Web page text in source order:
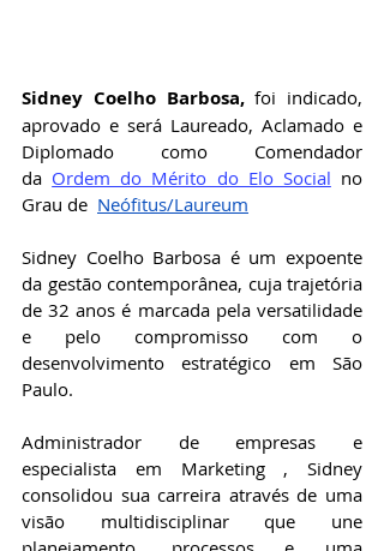
Sidney Coelho Barbosa, foi indicado,
aprovado e será Laureado, Aclamado e
Diplomado como Comendador
da Ordem do Mérito do Elo Social no
Grau de Neófitus/Laureum
Sidney Coelho Barbosa é um expoente
da gestão contemporânea, cuja trajetória
de 32 anos é marcada pela versatilidade
e pelo compromisso com o
desenvolvimento estratégico em São
Paulo.
Administrador de empresas e
especialista em Marketing , Sidney
consolidou sua carreira através de uma
visão multidisciplinar que une